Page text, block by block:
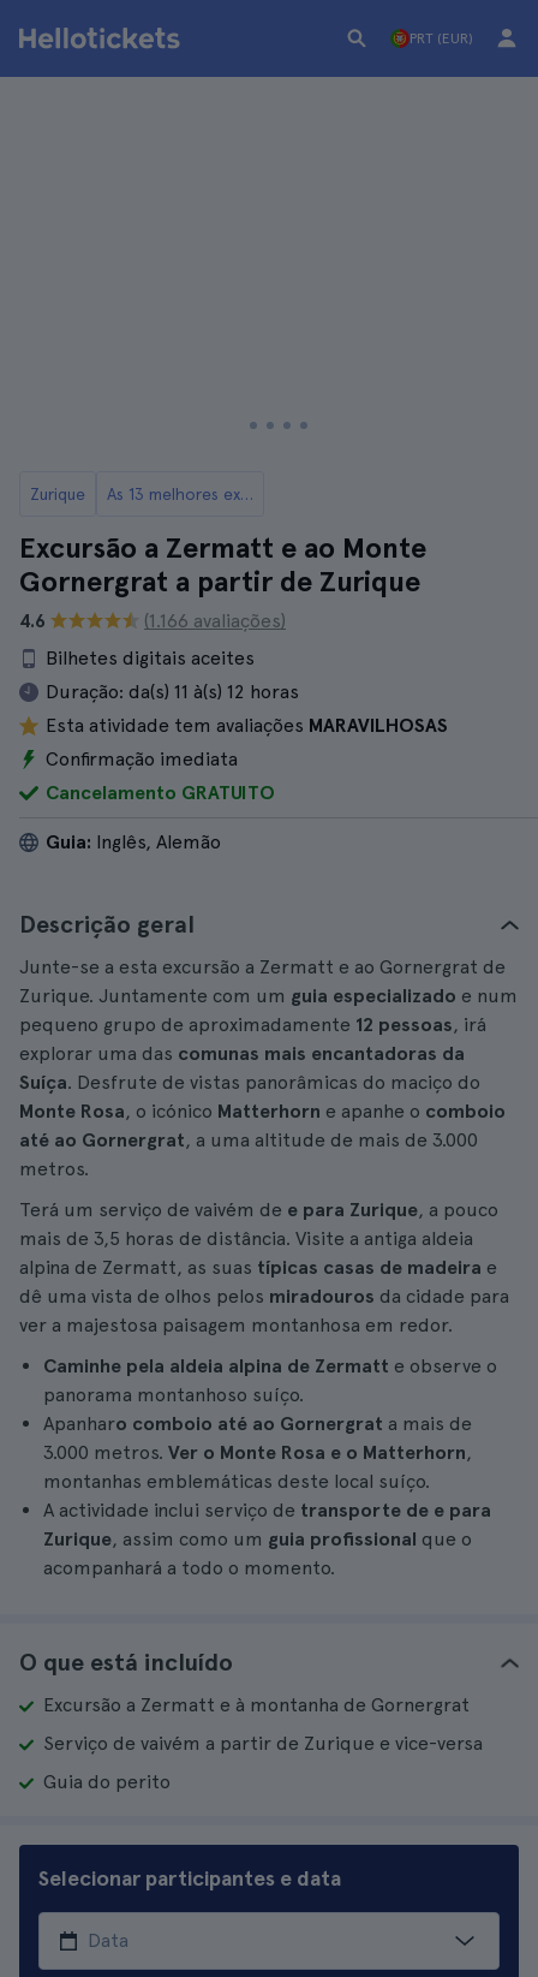
PRT (EUR)
Zurique As 13 melhores excursões a partir de Zurique.
Excursão a Zermatt e ao Monte
Gornergrat a partir de Zurique
4.6
(1.166 avaliações)
Bilhetes digitais aceites
Duração: da(s) 11 à(s) 12 horas
Esta atividade tem avaliações MARAVILHOSAS
Confirmação imediata
Cancelamento GRATUITO
Guia: Inglês, Alemão
Descrição geral
Junte-se a esta excursão a Zermatt e ao Gornergrat de
Zurique. Juntamente com um guia especializado e num
pequeno grupo de aproximadamente 12 pessoas, irá
explorar uma das comunas mais encantadoras da
Suíça. Desfrute de vistas panorâmicas do maciço do
Monte Rosa, o icónico Matterhorn e apanhe o comboio
até ao Gornergrat, a uma altitude de mais de 3.000
metros.
Terá um serviço de vaivém de e para Zurique, a pouco
mais de 3,5 horas de distância. Visite a antiga aldeia
alpina de Zermatt, as suas típicas casas de madeira e
dê uma vista de olhos pelos miradouros da cidade para
ver a majestosa paisagem montanhosa em redor.
Caminhe pela aldeia alpina de Zermatt e observe o
panorama montanhoso suíço.
Apanharo comboio até ao Gornergrat a mais de
3.000 metros. Ver o Monte Rosa e o Matterhorn,
montanhas emblemáticas deste local suíço.
A actividade inclui serviço de transporte de e para
Zurique, assim como um guia profissional que o
acompanhará a todo o momento.
O que está incluído
Excursão a Zermatt e à montanha de Gornergrat
Serviço de vaivém a partir de Zurique e vice-versa
Guia do perito
Selecionar participantes e data